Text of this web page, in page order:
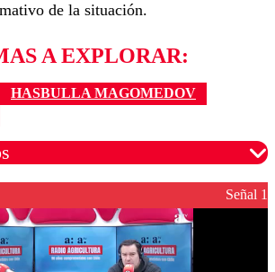
de la situación.
A EXPLORAR:
HASBULLA MAGOMEDOV
son moderados para garantizar un
diálogo respetuoso.
Señal 1